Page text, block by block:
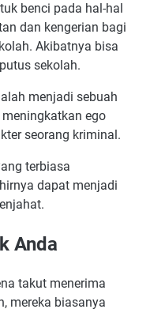
benci pada hal-hal
dan kengerian bagi
Akibatnya bisa
sekolah.
menjadi sebuah
ego
seorang kriminal.
terbiasa
dapat menjadi
Anda
takut menerima
mereka biasanya